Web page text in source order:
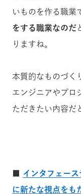
いものを作る職業
をする職業なのだ
りますね。
本質的なものづく
エンジニアやプロ
ただきたい内容だ
インタフェー
に新たな視点をも